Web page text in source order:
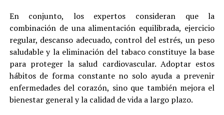
En conjunto, los expertos consideran que la
combinación de una alimentación equilibrada, ejercicio
regular, descanso adecuado, control del estrés, un peso
saludable y la eliminación del tabaco constituye la base
para proteger la salud cardiovascular. Adoptar estos
hábitos de forma constante no solo ayuda a prevenir
enfermedades del corazón, sino que también mejora el
bienestar general y la calidad de vida a largo plazo.